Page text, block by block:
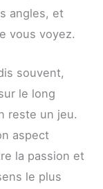
angles, et
vous voyez.
souvent,
le long
reste un jeu.
aspect
la passion et
le plus